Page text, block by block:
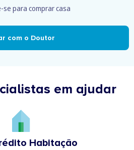
se para comprar casa
com o Doutor
em ajudar
Habitação